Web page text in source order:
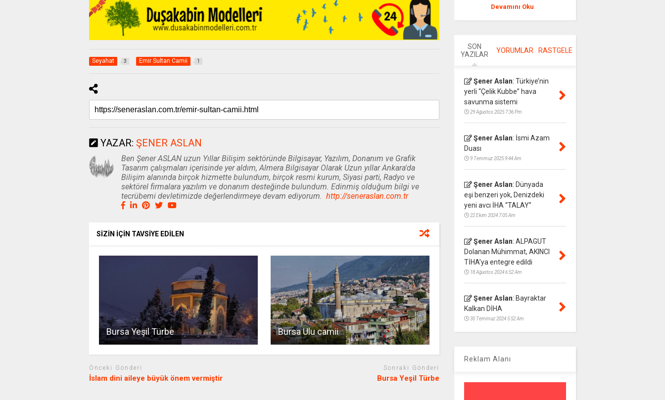
Seyahat 3 Emir Sultan Camii 1
YAZAR: ŞENER ASLAN
Ben Şener ASLAN uzun Yıllar Bilişim sektöründe Bilgisayar, Yazılım, Donanım ve Grafik
Tasarım çalışmaları içerisinde yer aldım, Almera Bilgisayar Olarak Uzun yıllar Ankara'da
Bilişim alanında birçok hizmette bulundum, birçok resmi kurum, Siyasi parti, Radyo ve
sektörel firmalara yazılım ve donanım desteğinde bulundum. Edinmiş olduğum bilgi ve
tecrübemi devletimizde değerlendirmeye devam ediyorum. http://seneraslan.com.tr
SİZİN İÇİN TAVSİYE EDİLEN
Bursa Yeşil Türbe Bursa Ulu camii
Önceki Gönderi
İslam dini aileye büyük önem vermiştir
Sonraki Gönderi
Bursa Yeşil Türbe
Devamını Oku
SON
YAZILAR
YORUMLAR RASTGELE
Şener Aslan:Türkiye’nin
yerli “Çelik Kubbe” hava
savunma sistemi
29 Ağustos 2025 7:36 Pm
Şener Aslan: İsmi Azam
Duası
9 Temmuz 2025 9:44 Am
Şener Aslan: Dünyada
eşi benzeri yok, Denizdeki
yeni avcı İHA “TALAY”
22 Ekim 2024 7:05 Am
Şener Aslan:ALPAGUT
Dolanan Mühimmat, AKINCI
TİHA’ya entegre edildi
18 Ağustos 2024 6:52 Am
Şener Aslan: Bayraktar
Kalkan DİHA
30 Temmuz 2024 5:52 Am
Reklam Alanı